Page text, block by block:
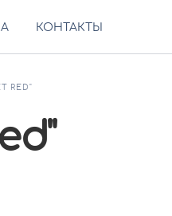
КОНТАКТЫ
RED"